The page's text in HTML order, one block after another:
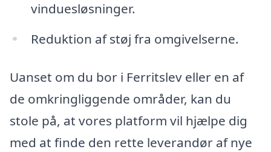
vinduesløsninger.
Reduktion af støj fra omgivelserne.
Uanset om du bor i Ferritslev eller en af
de omkringliggende områder, kan du
stole på, at vores platform vil hjælpe dig
med at finde den rette leverandør af nye